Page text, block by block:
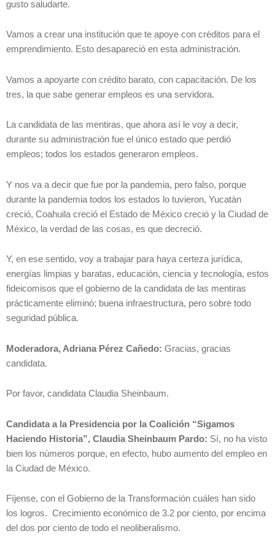
gusto saludarte.
Vamos a crear una institución que te apoye con créditos para el
emprendimiento. Esto desapareció en esta administración.
Vamos a apoyarte con crédito barato, con capacitación. De los
tres, la que sabe generar empleos es una servidora.
La candidata de las mentiras, que ahora así le voy a decir,
durante su administración fue el único estado que perdió
empleos; todos los estados generaron empleos.
Y nos va a decir que fue por la pandemia, pero falso, porque
durante la pandemia todos los estados lo tuvieron, Yucatán
creció, Coahuila creció el Estado de México creció y la Ciudad de
México, la verdad de las cosas, es que decreció.
Y, en ese sentido, voy a trabajar para haya certeza jurídica,
energías limpias y baratas, educación, ciencia y tecnología, estos
fideicomisos que el gobierno de la candidata de las mentiras
prácticamente eliminó; buena infraestructura, pero sobre todo
seguridad pública.
Moderadora, Adriana Pérez Cañedo: Gracias, gracias
candidata.
Por favor, candidata Claudia Sheinbaum.
Candidata a la Presidencia por la Coalición “Sigamos
Haciendo Historia”, Claudia Sheinbaum Pardo: Sí, no ha visto
bien los números porque, en efecto, hubo aumento del empleo en
la Ciudad de México.
Fíjense, con el Gobierno de la Transformación cuáles han sido
los logros. Crecimiento económico de 3.2 por ciento, por encima
del dos por ciento de todo el neoliberalismo.